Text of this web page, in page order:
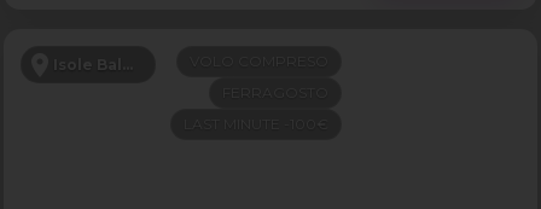
Isole Baleari